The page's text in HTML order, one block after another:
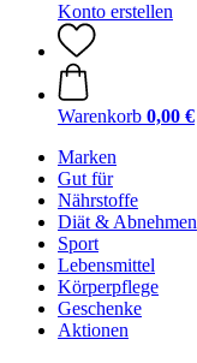
Konto erstellen
Warenkorb 0,00 €
Marken
Gut für
Nährstoffe
Diät & Abnehmen
Sport
Lebensmittel
Körperpflege
Geschenke
Aktionen